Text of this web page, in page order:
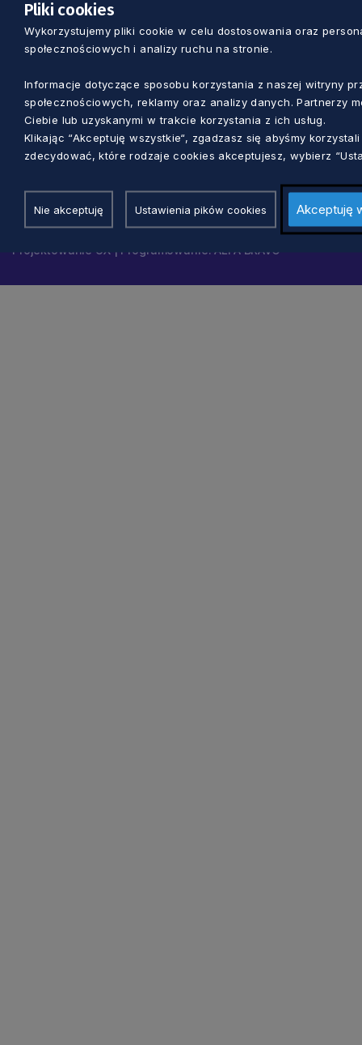
© 2026 Pomorskie.eu
Polityka prywatności
Projektowanie UX | Programowanie: ALFA BRAVO
Pliki cookies
Wykorzystujemy pliki cookie w celu dostosowania oraz
społecznościowych i analizy ruchu na stronie.
Informacje dotyczące sposobu korzystania z naszej witryny
społecznościowych, reklamy oraz analizy danych. Partnerzy
Ciebie lub uzyskanymi w trakcie korzystania z ich usług.
Klikając “Akceptuję wszystkie“, zgadzasz się abyśmy
zdecydować, które rodzaje cookies akceptujesz, wybierz
Nie akceptuję Ustawienia pików cookies Akceptuję